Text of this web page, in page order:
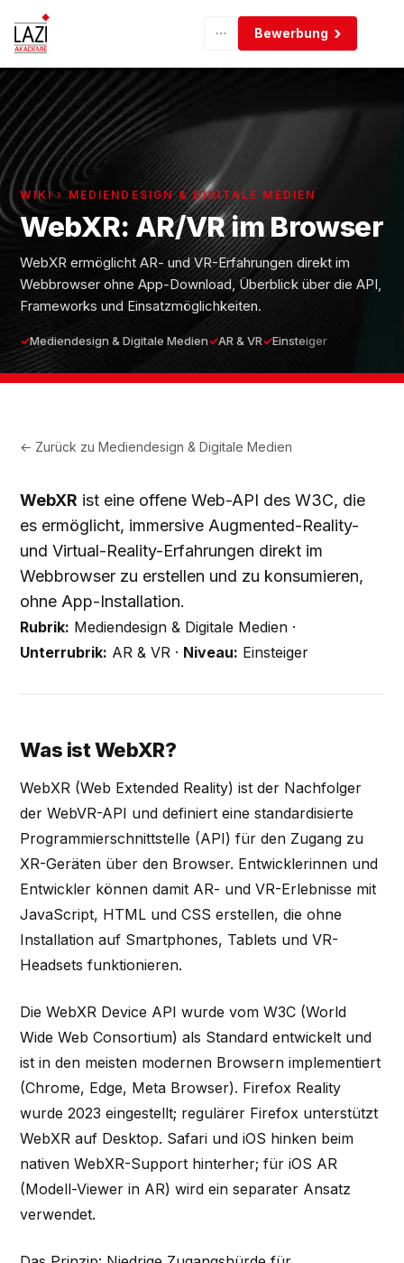
Bewerbung
WIKI › MEDIENDESIGN & DIGITALE MEDIEN
WebXR: AR/VR im Browser
WebXR ermöglicht AR- und VR-Erfahrungen direkt im
Webbrowser ohne App-Download, Überblick über die API,
Frameworks und Einsatzmöglichkeiten.
Mediendesign & Digitale Medien AR & VR Einsteiger
← Zurück zuMediendesign & Digitale Medien
WebXR ist eine offene Web-API des W3C, die
es ermöglicht, immersive Augmented-Reality-
und Virtual-Reality-Erfahrungen direkt im
Webbrowser zu erstellen und zu konsumieren,
ohne App-Installation.
Rubrik: Mediendesign & Digitale Medien ·
Unterrubrik: AR & VR · Niveau: Einsteiger
Was ist WebXR?
WebXR (Web Extended Reality) ist der Nachfolger
der WebVR-API und definiert eine standardisierte
Programmierschnittstelle (API) für den Zugang zu
XR-Geräten über den Browser. Entwicklerinnen und
Entwickler können damit AR- und VR-Erlebnisse mit
JavaScript, HTML und CSS erstellen, die ohne
Installation auf Smartphones, Tablets und VR-
Headsets funktionieren.
Die WebXR Device API wurde vom W3C (World
Wide Web Consortium) als Standard entwickelt und
ist in den meisten modernen Browsern implementiert
(Chrome, Edge, Meta Browser). Firefox Reality
wurde 2023 eingestellt; regulärer Firefox unterstützt
WebXR auf Desktop. Safari und iOS hinken beim
nativen WebXR-Support hinterher; für iOS AR
(Modell-Viewer in AR) wird ein separater Ansatz
verwendet.